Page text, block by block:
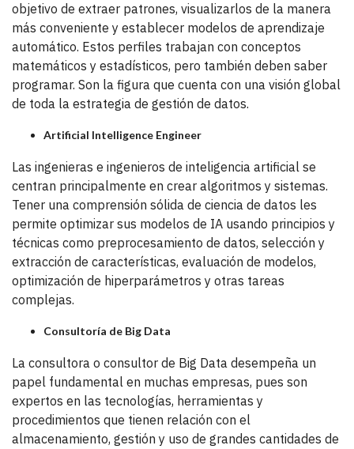
objetivo de extraer patrones, visualizarlos de la manera
más conveniente y establecer modelos de aprendizaje
automático. Estos perfiles trabajan con conceptos
matemáticos y estadísticos, pero también deben saber
programar. Son la figura que cuenta con una visión global
de toda la estrategia de gestión de datos.
Artificial Intelligence Engineer
Las ingenieras e ingenieros de inteligencia artificial se
centran principalmente en crear algoritmos y sistemas.
Tener una comprensión sólida de ciencia de datos les
permite optimizar sus modelos de IA usando principios y
técnicas como preprocesamiento de datos, selección y
extracción de características, evaluación de modelos,
optimización de hiperparámetros y otras tareas
complejas.
Consultoría de Big Data
La consultora o consultor de Big Data desempeña un
papel fundamental en muchas empresas, pues son
expertos en las tecnologías, herramientas y
procedimientos que tienen relación con el
almacenamiento, gestión y uso de grandes cantidades de